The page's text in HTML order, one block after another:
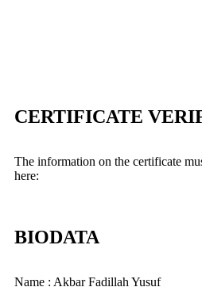
CERTIFICATE
The information on the certificate
here:
BIODATA
Name : Akbar Fadillah Yusuf